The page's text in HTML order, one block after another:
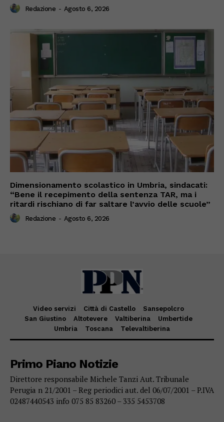
Redazione - Agosto 6, 2026
Dimensionamento scolastico in Umbria, sindacati:
“Bene il recepimento della sentenza TAR, ma i
ritardi rischiano di far saltare l’avvio delle scuole”
Redazione - Agosto 6, 2026
Video servizi Città di Castello
Sansepolcro
San Giustino
Altotevere Valtiberina
Umbertide
Umbria
Toscana Televaltiberina
Primo Piano Notizie
Direttore responsabile Michele Tanzi Aut. Tribunale
Perugia n 21/2001 – Reg periodici aut. del 06/07/2001 – P.IVA
02487440543 info 075 85 83260 – 335 5453708